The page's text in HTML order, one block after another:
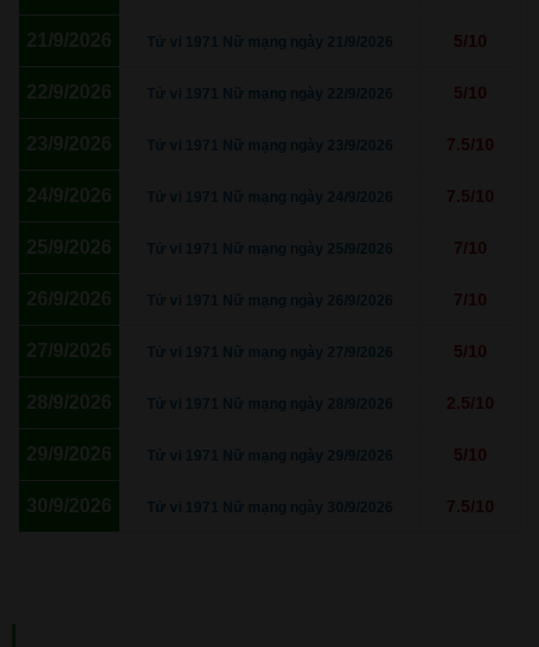
21/9/2026 Tử vi 1971 Nữ mạng ngày 21/9/2026 5/10
22/9/2026 Tử vi 1971 Nữ mạng ngày 22/9/2026 5/10
23/9/2026 Tử vi 1971 Nữ mạng ngày 23/9/2026 7.5/10
24/9/2026 Tử vi 1971 Nữ mạng ngày 24/9/2026 7.5/10
25/9/2026 Tử vi 1971 Nữ mạng ngày 25/9/2026 7/10
26/9/2026 Tử vi 1971 Nữ mạng ngày 26/9/2026 7/10
27/9/2026 Tử vi 1971 Nữ mạng ngày 27/9/2026 5/10
28/9/2026 Tử vi 1971 Nữ mạng ngày 28/9/2026 2.5/10
29/9/2026 Tử vi 1971 Nữ mạng ngày 29/9/2026 5/10
30/9/2026 Tử vi 1971 Nữ mạng ngày 30/9/2026 7.5/10